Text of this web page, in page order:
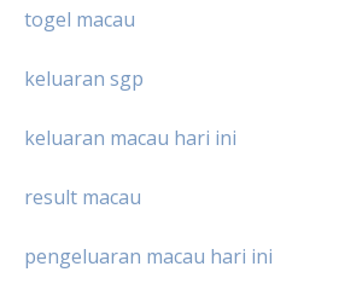
togel macau
keluaran sgp
keluaran macau hari ini
result macau
pengeluaran macau hari ini